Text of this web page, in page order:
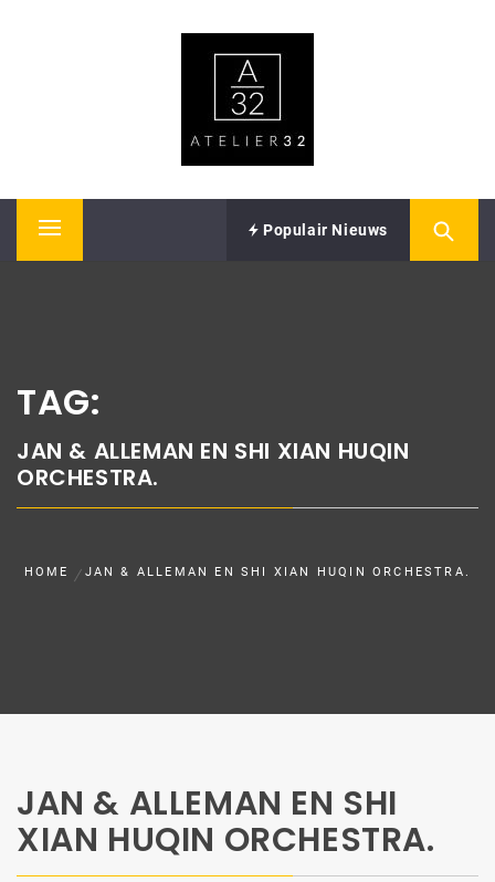
Primary
Populair Nieuws
TAG:
JAN & ALLEMAN EN SHI XIAN HUQIN
ORCHESTRA.
HOME JAN & ALLEMAN EN SHI XIAN HUQIN ORCHESTRA.
JAN & ALLEMAN EN SHI
XIAN HUQIN ORCHESTRA.